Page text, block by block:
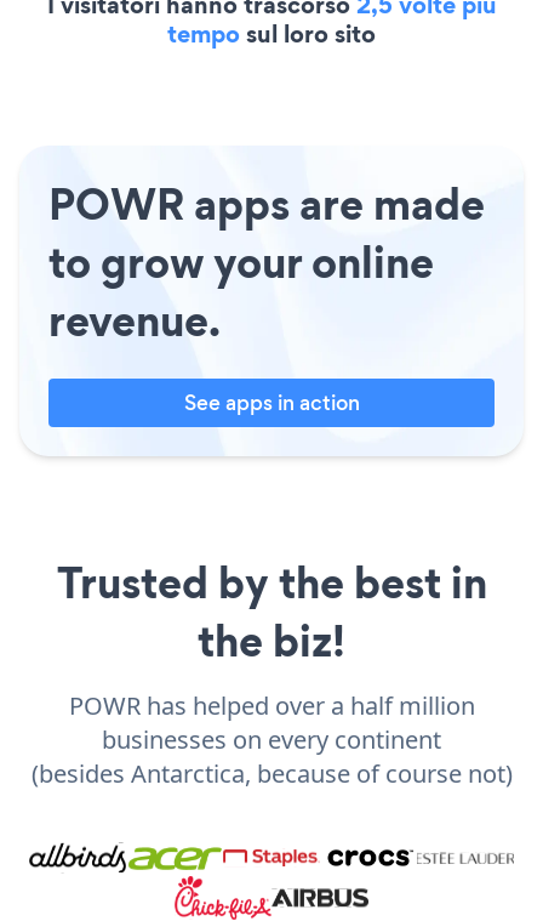
temposul loro sito
POWR apps are made
to grow your online
revenue.
See apps in action
Trusted by the best in
the biz!
POWR has helped over a half million
businesses on every continent
(besides Antarctica, because of course not)